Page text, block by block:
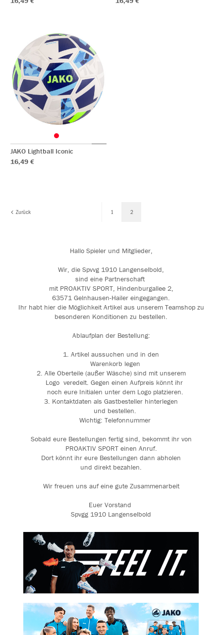
JAKO Lightball Iconic
16,49 €
Zurück 1 2
Hallo Spieler und Mitglieder,
Wir, die Spvvg 1910 Langenselbold,
sind eine Partnerschaft
mit PROAKTIV SPORT, Hindenburgallee 2,
63571 Gelnhausen-Hailer eingegangen.
Ihr habt hier die Möglichkeit Artikel aus unserem Teamshop zu
besonderen Konditionen zu bestellen.
Ablaufplan der Bestellung:
1. Artikel aussuchen und in den
Warenkorb legen
2. Alle Oberteile (außer Wäsche) sind mit unserem
Logo veredelt. Gegen einen Aufpreis könnt ihr
noch eure Initialen unter dem Logo platzieren.
3. Kontaktdaten als Gastbesteller hinterlegen
und bestellen.
Wichtig: Telefonnummer
Sobald eure Bestellungen fertig sind, bekommt ihr von
PROAKTIV SPORT einen Anruf.
Dort könnt ihr eure Bestellungen dann abholen
und direkt bezahlen.
Wir freuen uns auf eine gute Zusammenarbeit
Euer Vorstand
Spvgg 1910 Langenselbold